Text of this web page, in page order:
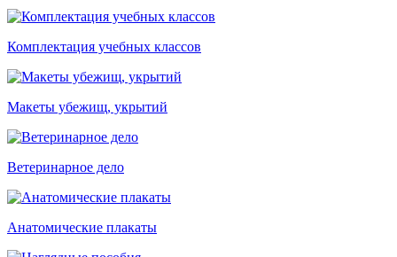
Комплектация учебных классов
Макеты убежищ, укрытий
Ветеринарное дело
Анатомические плакаты